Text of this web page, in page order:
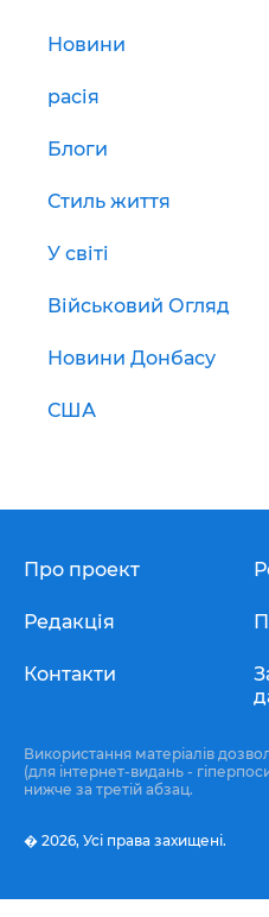
Новини
расія
Блоги
Стиль життя
У світі
Військовий Огляд
Новини Донбасу
США
Про проект
Редакція
Контакти
Використання матеріалів
(для інтернет-видань -
нижче за третій абзац.
� 2026, Усі права захищені.